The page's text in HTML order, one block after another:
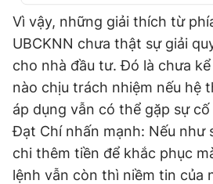
Vì vậy, những giải thích từ
UBCKNN chưa thật sự giải
cho nhà đầu tư. Đó là chưa
nào chịu trách nhiệm nếu hệ
áp dụng vẫn có thể gặp sự
Đạt Chí nhấn mạnh: Nếu như
chi thêm tiền để khắc phục
lệnh vẫn còn thì niềm tin của